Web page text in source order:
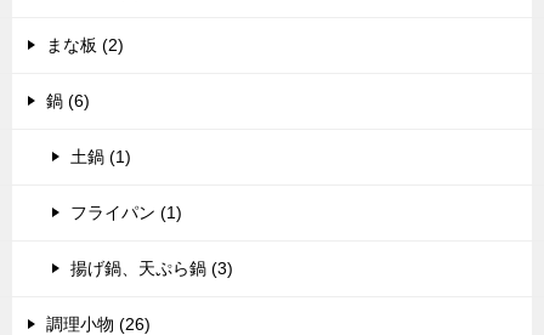
まな板 (2)
鍋 (6)
土鍋 (1)
フライパン (1)
揚げ鍋、天ぷら鍋 (3)
調理小物 (26)